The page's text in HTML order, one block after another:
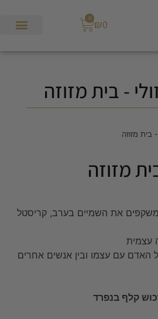
₪0
0
- בית מזוזה
בית מזוזה
מזוזה
משקפים את השמיים בערב, קריסטל
עצמית
האדם עם עצמו ובין אנשים אחרים
קלף בנפרד